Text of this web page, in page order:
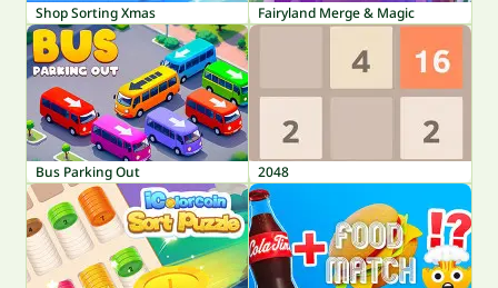
Shop Sorting Xmas Fairyland Merge & Magic
Bus Parking Out 2048